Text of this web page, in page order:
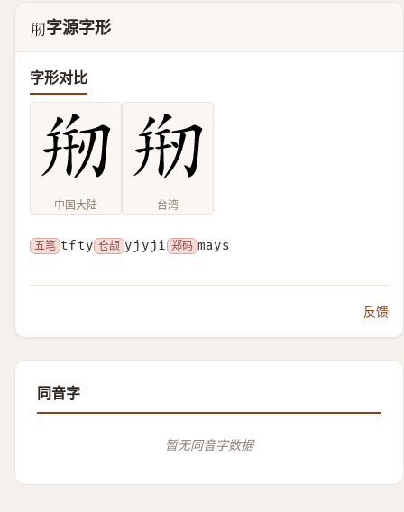
𠝵 字源字形
字形对比
中国大陆 台湾
五笔 tfty 仓颉 yjyji 郑码 mays
反馈
同音字
暂无同音字数据